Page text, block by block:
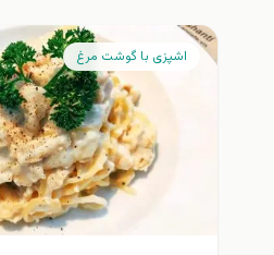
اشپزی با گوشت مرغ